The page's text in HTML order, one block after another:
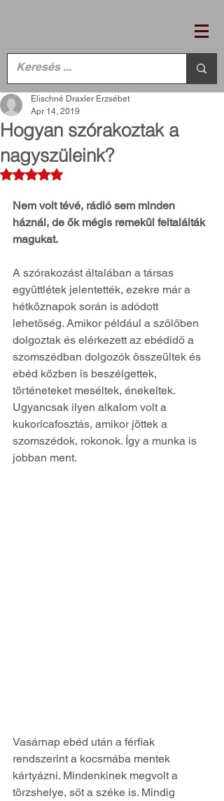
Hogyan szórakoztak a
nagyszüleink?
Elischné Draxler Erzsébet
Apr 14, 2019
Rated NaN out of 5 stars.
Nem volt tévé, rádió sem minden
háznál, de ők mégis remekül feltalálták
magukat.
A szórakozást általában a társas
együttlétek jelentették, ezekre már a
hétköznapok során is adódott
lehetőség. Amikor például a szőlőben
dolgoztak és elérkezett az ebédidő a
szomszédban dolgozók összeültek és
ebéd közben is beszélgettek,
történeteket meséltek, énekeltek.
Ugyancsak ilyen alkalom volt a
kukoricafosztás, amikor jöttek a
szomszédok, rokonok. Így a munka is
jobban ment.
Vasárnap ebéd után a férfiak
rendszerint a kocsmába mentek
kártyázni. Mindenkinek megvolt a
törzshelye, sőt a széke is. Mindig